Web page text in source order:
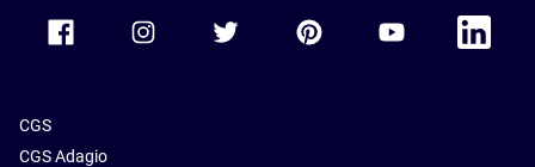
Accor Youtube
Accor
CGS
CGS Adagio